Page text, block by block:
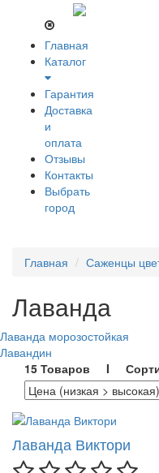
Главная
Каталог
Гарантия
Доставка
и
оплата
Отзывы
Контакты
Выбрать
город
Главная Саженцы
Лаванда
Лаванда морозостойкая
Лавандин
15 Товаров I
Лаванда Виктори